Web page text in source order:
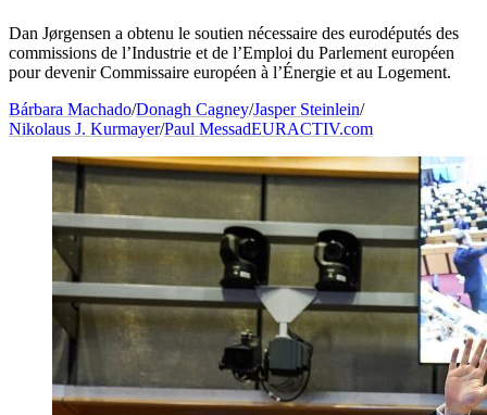
Dan Jørgensen a obtenu le soutien nécessaire des eurodéputés des
commissions de l’Industrie et de l’Emploi du Parlement européen
pour devenir Commissaire européen à l’Énergie et au Logement.
Bárbara Machado/Donagh Cagney/Jasper Steinlein/
Nikolaus J. Kurmayer/Paul MessadEURACTIV.com